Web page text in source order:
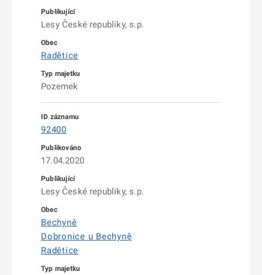
Lesy České republiky, s.p.
Radětice
Pozemek
92400
17.04.2020
Lesy České republiky, s.p.
Bechyně
Dobronice u Bechyně
Radětice